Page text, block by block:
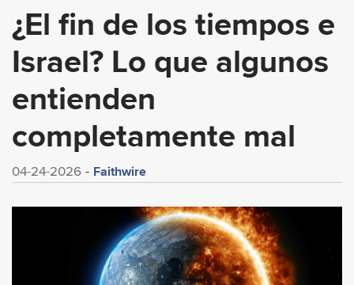
¿El fin de los tiempos e
Israel? Lo que algunos
entienden
completamente mal
04-24-2026 Faithwire